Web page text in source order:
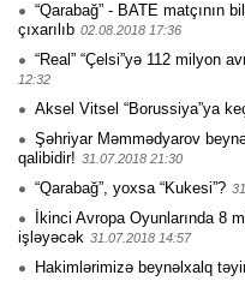
“Qarabağ” - BATE matçının
çıxarılıb 02.08.2018 17:36
“Real” “Çelsi”yə 112 milyon
12:32
Aksel Vitsel “Borussiya”ya
Şəhriyar Məmmədyarov
qalibidir! 31.07.2018 21:30
“Qarabağ”, yoxsa “Kukesi”?
İkinci Avropa Oyunlarında 8
işləyəcək 31.07.2018 14:57
Hakimlərimizə beynəlxalq